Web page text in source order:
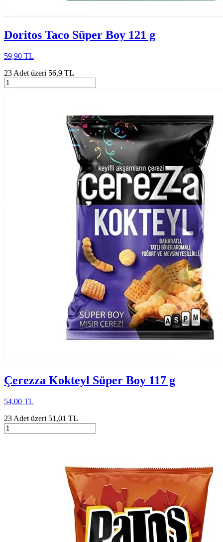
Doritos Taco Süper Boy 121 g
59,90 TL
23 Adet üzeri 56,9 TL
Çerezza Kokteyl Süper Boy 117 g
54,00 TL
23 Adet üzeri 51,01 TL